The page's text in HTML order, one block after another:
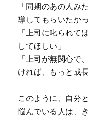
「同期のあの人み
導してもらいたかっ
「上司に叱られて
してほしい」
「上司が無関心で
ければ、もっと成
このように、自分
悩んでいる人は、